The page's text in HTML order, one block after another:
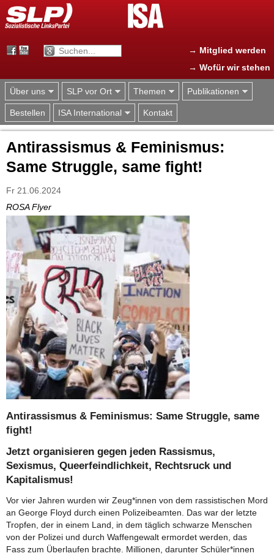
Jump to navigation
→ Mitglied werden
→ Wofür wir stehen
Über uns SLP vor Ort Themen Publikationen
Bestellen ISA International Kontakt
Antirassismus & Feminismus:
Same Struggle, same fight!
Fr 21.06.2024
ROSA Flyer
Antirassismus & Feminismus: Same Struggle, same
fight!
Jetzt organisieren gegen jeden Rassismus,
Sexismus, Queerfeindlichkeit, Rechtsruck und
Kapitalismus!
Vor vier Jahren wurden wir Zeug*innen von dem rassistischen Mord
an George Floyd durch einen Polizeibeamten. Das war der letzte
Tropfen, der in einem Land, in dem täglich schwarze Menschen
von der Polizei und durch Waffengewalt ermordet werden, das
Fass zum Überlaufen brachte. Millionen, darunter Schüler*innen